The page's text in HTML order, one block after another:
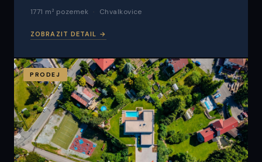
1771 m² pozemek Chvalkovice
ZOBRAZIT DETAIL →
PRODEJ